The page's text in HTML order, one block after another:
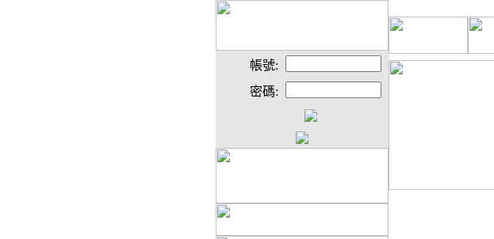
帳號:
密碼: